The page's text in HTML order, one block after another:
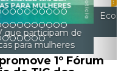
Governança pessoal para
si mesmo
1º Fórum